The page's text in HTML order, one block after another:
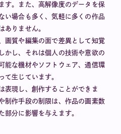
す。また、高解像度のデータを保
い場合も多く、気軽に多くの作品
ありません。
画質や編集の面で差異として知覚
かし、それは個人の技術や意欲の
能な機材やソフトウェア、通信環
て生じています。
表現し、創作することができま
制作手段の制限は、作品の画素数
部分に影響を与えます。